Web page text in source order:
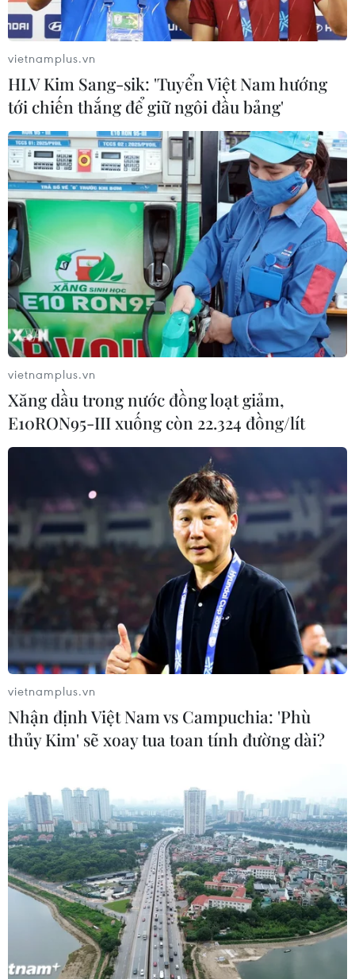
Nước Pháp và thế giới chào đón Tổng
thống Emmanuel Macron tái đắc cử
24/04/2022 23:04
Đối với Tổng thống tái đắc cử Emmanuel Macron, năm
năm tới sẽ không phải là một nhiệm kỳ dễ dàng khi ông
sẽ phải đối mặt với nhiều thách thức cả về kinh tế, xã
hội, đối ngoại và vấn đề môi trường.
Mỹ chúc mừng Tổng thống Pháp
Emmanuel Macron tái đắc cử
25/04/2022 01:05
Bộ Ngoại giao Mỹ gửi lời chúc mừng đến ông
Emmanuel Macron, đồng thời bày tỏ mong muốn thúc
đẩy hợp tác hơn nữa giữa hai nước, bao gồm việc tăng
cường viện trợ cho Ukraine.
vietnamplus.vn
HLV Kim Sang-sik: 'Tuyển Việt Nam hướng
tới chiến thắng để giữ ngôi đầu bảng'
vietnamplus.vn
Xăng dầu trong nước đồng loạt giảm,
E10RON95-III xuống còn 22.324 đồng/lít
vietnamplus.vn
Nhận định Việt Nam vs Campuchia: 'Phù
thủy Kim' sẽ xoay tua toan tính đường dài?